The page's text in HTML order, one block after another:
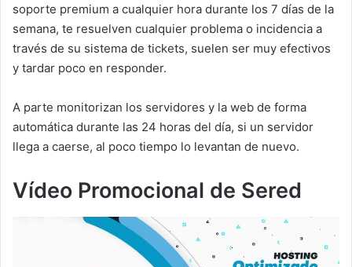
soporte premium a cualquier hora durante los 7 días de la
semana, te resuelven cualquier problema o incidencia a
través de su sistema de tickets, suelen ser muy efectivos
y tardar poco en responder.
A parte monitorizan los servidores y la web de forma
automática durante las 24 horas del día, si un servidor
llega a caerse, al poco tiempo lo levantan de nuevo.
Vídeo Promocional de Sered